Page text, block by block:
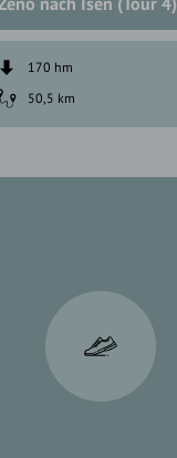
170 hm
50,5 km